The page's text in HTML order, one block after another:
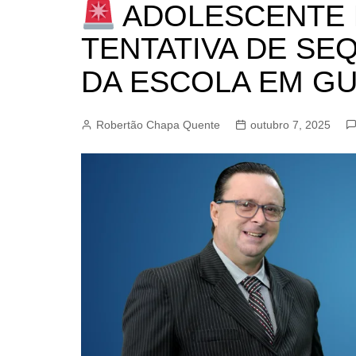
ESTIVA
JUNDIAÍ
ADOLESCENTE
TENTATIVA DE
DA ESCOLA EM
Robertão Chapa Quente outubro 7, 2025